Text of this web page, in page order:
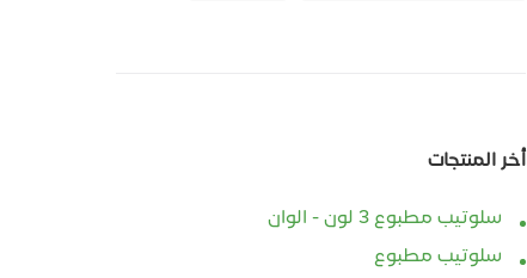
أخر المنتجات
سلوتيب مطبوع 3 لون - الوان
سلوتيب مطبوع